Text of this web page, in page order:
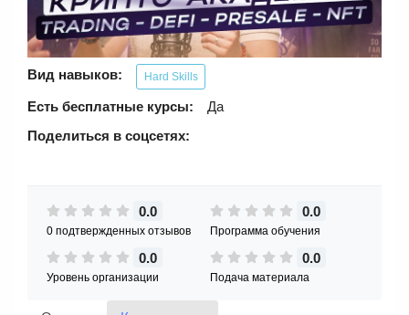
Вид навыков: Hard Skills
Есть бесплатные курсы:
Да
Поделиться в соцсетях:
0.0
0 подтвержденных отзывов
0.0
Программа обучения
0.0
Уровень организации
0.0
Подача материала